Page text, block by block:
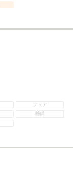
フェア
整備